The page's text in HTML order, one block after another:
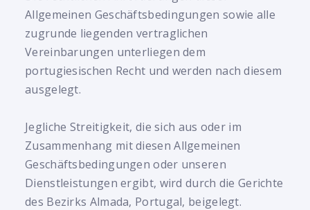
Allgemeinen Geschäftsbedingungen sowie alle
zugrunde liegenden vertraglichen
Vereinbarungen unterliegen dem
portugiesischen Recht und werden nach diesem
ausgelegt.
Jegliche Streitigkeit, die sich aus oder im
Zusammenhang mit diesen Allgemeinen
Geschäftsbedingungen oder unseren
Dienstleistungen ergibt, wird durch die Gerichte
des Bezirks Almada, Portugal, beigelegt.